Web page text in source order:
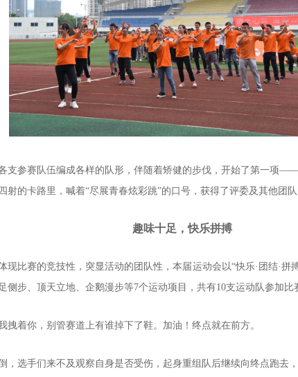
支参赛队伍编成各样的队形，伴随着矫健的步伐，开始了第一项
射的卡路里，喊着“尽展青春炫彩跳”的口号，获得了评委及其他团
趣味十足，快乐拼搏
现比赛的竞技性，突显活动的团队性，本届运动会以“快乐·团结·拼
侧步、顶天立地、企鹅漫步等7个运动项目，共有10支运动队参加比
拽着你，别管赛道上有谁掉下了鞋。加油！终点就在前方。
，选手们来不及观察自身是否受伤，起身重组队后继续向终点跑去